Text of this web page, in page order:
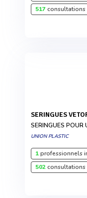
517consultations
SERINGUES
SERINGUES POUR
UNION PLASTIC
1professionnels
502consultations